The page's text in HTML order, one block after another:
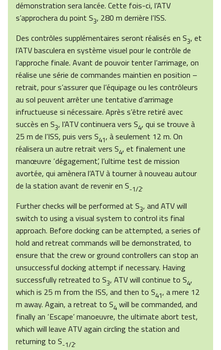
démonstration sera lancée. Cette fois-ci, l’ATV
s’approchera du point S3, 280 m derrière l’ISS.
Des contrôles supplémentaires seront réalisés en S3, et
l’ATV basculera en système visuel pour le contrôle de
l’approche finale. Avant de pouvoir tenter l’arrimage, on
réalise une série de commandes maintien en position –
retrait, pour s’assurer que l’équipage ou les contrôleurs
au sol peuvent arrêter une tentative d’arrimage
infructueuse si nécessaire. Après s’être retiré avec
succès en S3, l’ATV continuera vers S4, qui se trouve à
25 m de l’ISS, puis vers S41, à seulement 12 m. On
réalisera un autre retrait vers S4, et finalement une
manœuvre ‘dégagement’, l’ultime test de mission
avortée, qui amènera l’ATV à tourner à nouveau autour
de la station avant de revenir en S-1/2.
Further checks will be performed at S3, and ATV will
switch to using a visual system to control its final
approach. Before docking can be attempted, a series of
hold and retreat commands will be demonstrated, to
ensure that the crew or ground controllers can stop an
unsuccessful docking attempt if necessary. Having
successfully retreated to S3, ATV will continue to S4,
which is 25 m from the ISS, and then to S41, a mere 12
m away. Again, a retreat to S4 will be commanded, and
finally an ‘Escape’ manoeuvre, the ultimate abort test,
which will leave ATV again circling the station and
returning to S-1/2.